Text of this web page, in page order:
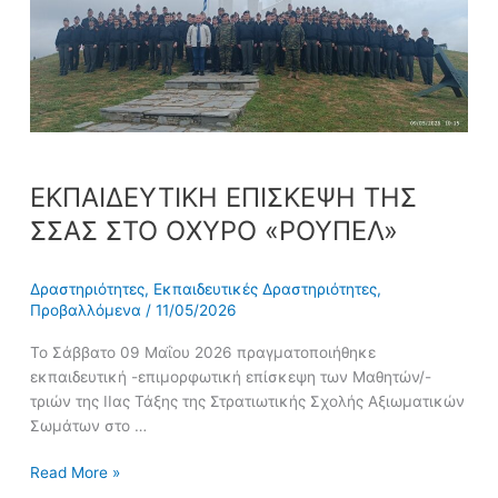
ΕΚΠΑΙΔΕΥΤΙΚΗ ΕΠΙΣΚΕΨΗ ΤΗΣ
ΣΣΑΣ ΣΤΟ ΟΧΥΡΟ «ΡΟΥΠΕΛ»
Δραστηριότητες, Εκπαιδευτικές Δραστηριότητες,
Προβαλλόμενα /11/05/2026
Το Σάββατο 09 Μαΐου 2026 πραγματοποιήθηκε
εκπαιδευτική -επιμορφωτική επίσκεψη των Μαθητών/-
τριών της ΙΙας Τάξης της Στρατιωτικής Σχολής Αξιωματικών
Σωμάτων στο …
ΣΣΑΣ
ΣΤΟ
ΟΧΥΡΟ
«ΡΟΥΠΕΛ»
Read More »